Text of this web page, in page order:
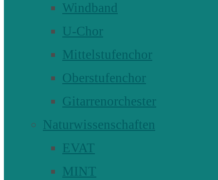
Windband
U-Chor
Mittelstufenchor
Oberstufenchor
Gitarrenorchester
Naturwissenschaften
EVAT
MINT